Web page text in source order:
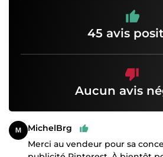
45 avis
Aucun avis
MichelBrg
Merci au vendeur pour sa